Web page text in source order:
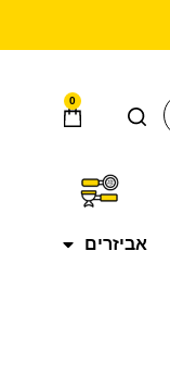
0
אביזרים